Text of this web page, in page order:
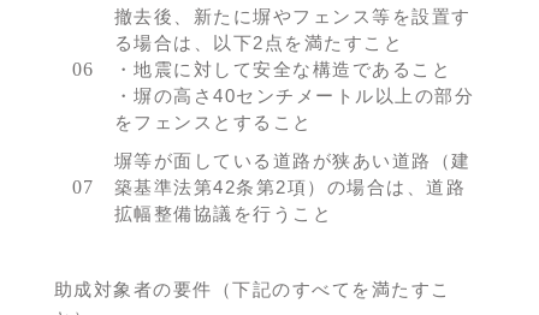
撤去後、新たに塀やフェンス等を設置す
る場合は、以下2点を満たすこと
・地震に対して安全な構造であること
・塀の高さ40センチメートル以上の部分
をフェンスとすること
塀等が面している道路が狭あい道路（建
築基準法第42条第2項）の場合は、道路
拡幅整備協議を行うこと
助成対象者の要件（下記のすべてを満たすこ